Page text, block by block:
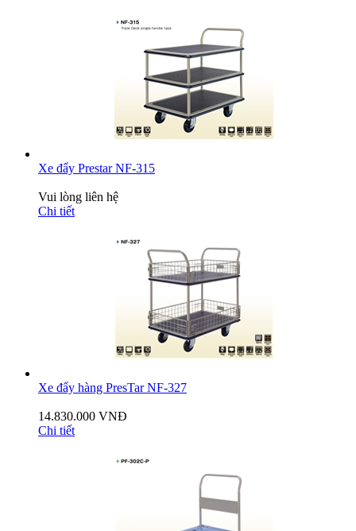
Xe đẩy Prestar NF-315
Vui lòng liên hệ
Chi tiết
Xe đẩy hàng PresTar NF-327
14.830.000 VNĐ
Chi tiết